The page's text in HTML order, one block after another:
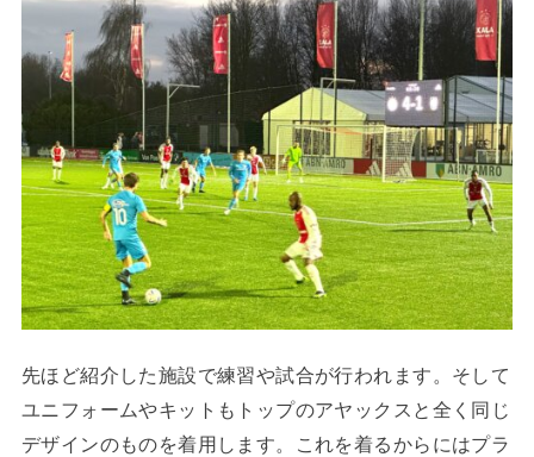
先ほど紹介した施設で練習や試合が行われます。そして
ユニフォームやキットもトップのアヤックスと全く同じ
デザインのものを着用します。これを着るからにはプラ